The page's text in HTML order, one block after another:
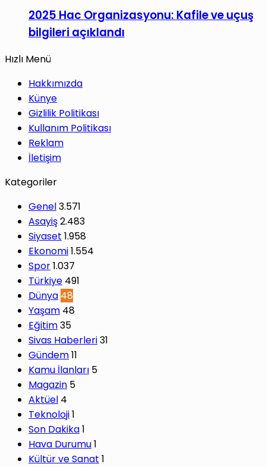
2025 Hac Organizasyonu: Kafile ve uçuş
bilgileri açıklandı
Hızlı Menü
Hakkımızda
Künye
Gizlilik Politikası
Kullanım Politikası
Reklam
İletişim
Kategoriler
Genel3.571
Asayiş2.483
Siyaset 1.958
Ekonomi1.554
Spor1.037
Türkiye 491
Dünya 48
Yaşam 48
Eğitim35
Sivas Haberleri31
Gündem11
Kamu İlanları 5
Magazin 5
Aktüel 4
Teknoloji1
Son Dakika1
Hava Durumu1
Kültür ve Sanat 1